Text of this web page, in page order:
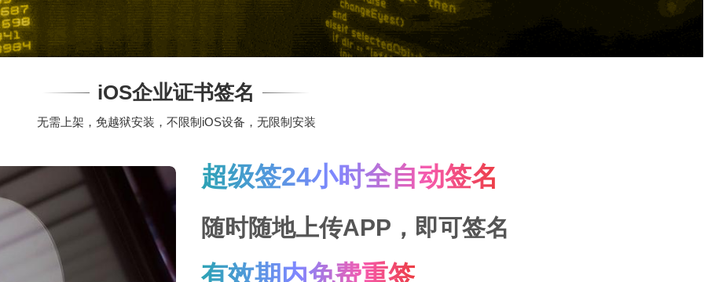
iOS企业证书签名
无需上架，免越狱安装，不限制iOS设备，无限制安装
超级签24小时全自动签名
随时随地上传APP，即可签名
有效期内免费重签